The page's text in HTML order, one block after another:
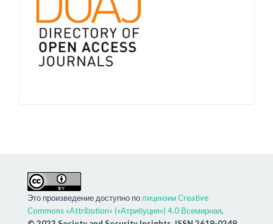
Это произведение доступно по лицензии Creative
Commons «Attribution» («Атрибуция») 4.0 Всемирная.